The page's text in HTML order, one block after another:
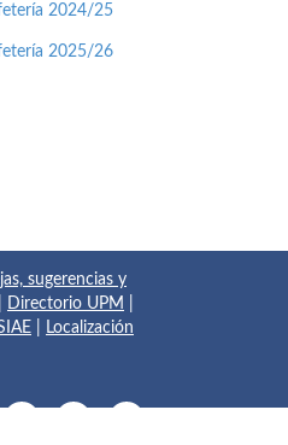
2024/25
2025/26
sugerencias y
Directorio UPM
Localización